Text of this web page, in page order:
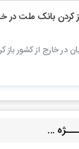
کردن بانک ملت در
در خارج از کشور باز
...